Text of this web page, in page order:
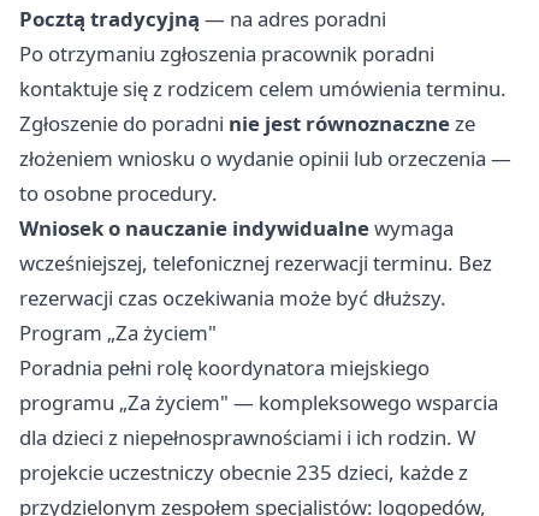
Pocztą tradycyjną — na adres poradni
Po otrzymaniu zgłoszenia pracownik poradni
kontaktuje się z rodzicem celem umówienia terminu.
Zgłoszenie do poradni nie jest równoznaczneze
złożeniem wniosku o wydanie opinii lub orzeczenia —
to osobne procedury.
Wniosek o nauczanie indywidualnewymaga
wcześniejszej, telefonicznej rezerwacji terminu. Bez
rezerwacji czas oczekiwania może być dłuższy.
Program „Za życiem"
Poradnia pełni rolę koordynatora miejskiego
programu „Za życiem" — kompleksowego wsparcia
dla dzieci z niepełnosprawnościami i ich rodzin. W
projekcie uczestniczy obecnie 235 dzieci, każde z
przydzielonym zespołem specjalistów: logopedów,